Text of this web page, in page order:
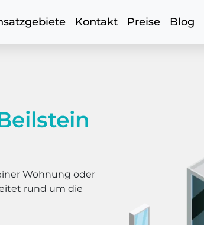
Kontakt Preise Blog
Wohnung oder
rund um die